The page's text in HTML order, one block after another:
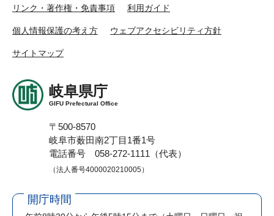
リンク・著作権・免責事項 利用ガイド
個人情報保護の考え方 ウェブアクセシビリティ方針
サイトマップ
岐阜県庁
GIFU Prefectural Office
〒500-8570
岐阜市薮田南2丁目1番1号
電話番号 058-272-1111（代表）
（法人番号4000020210005）
開庁時間